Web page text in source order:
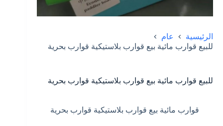
الرئيسية
عام
للبيع قوارب مائية بيع قوارب بلاستيكية قوارب بحرية
للبيع قوارب مائية بيع قوارب بلاستيكية قوارب بحرية
قوارب مائية بيع قوارب بلاستيكية قوارب بحرية